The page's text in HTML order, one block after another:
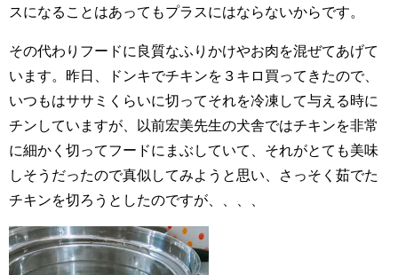
スになることはあってもプラスにはならないからです。
その代わりフードに良質なふりかけやお肉を混ぜてあげて
います。昨日、ドンキでチキンを３キロ買ってきたので、
いつもはササミくらいに切ってそれを冷凍して与える時に
チンしていますが、以前宏美先生の犬舎ではチキンを非常
に細かく切ってフードにまぶしていて、それがとても美味
しそうだったので真似してみようと思い、さっそく茹でた
チキンを切ろうとしたのですが、、、、